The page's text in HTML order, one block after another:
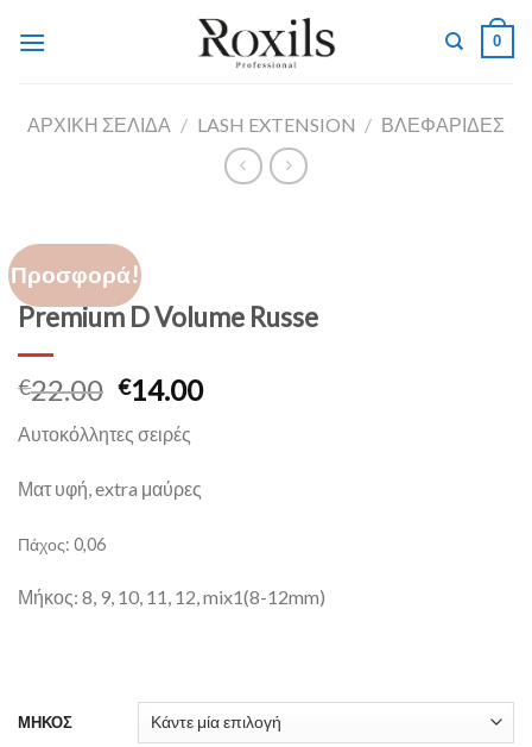
0
ΑΡΧΙΚΉ ΣΕΛΊΔΑ / LASH EXTENSION / ΒΛΕΦΑΡΙΔΕΣ
Προσφορά!
Premium D Volume Russe
€22.00 €14.00
Αυτοκόλλητες σειρές
Ματ υφή, extra μαύρες
Πάχος: 0,06
Μήκος: 8, 9, 10, 11, 12, mix1(8-12mm)
ΜΗΚΟΣ